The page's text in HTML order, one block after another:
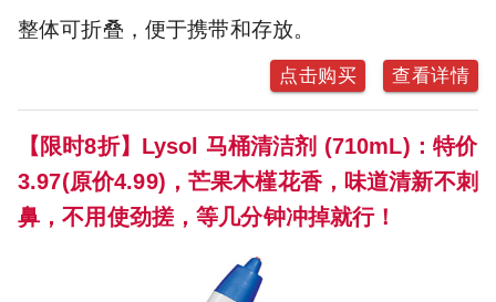
整体可折叠，便于携带和存放。
点击购买 查看详情
【限时8折】Lysol 马桶清洁剂 (710mL)：特价
3.97(原价4.99)，芒果木槿花香，味道清新不刺
鼻，不用使劲搓，等几分钟冲掉就行！